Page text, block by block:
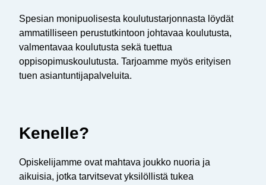
Spesian monipuolisesta koulutustarjonnasta löydät
ammatilliseen perustutkintoon johtavaa koulutusta,
valmentavaa koulutusta sekä tuettua
oppisopimuskoulutusta. Tarjoamme myös erityisen
tuen asiantuntijapalveluita.
Kenelle?
Opiskelijamme ovat mahtava joukko nuoria ja
aikuisia, jotka tarvitsevat yksilöllistä tukea